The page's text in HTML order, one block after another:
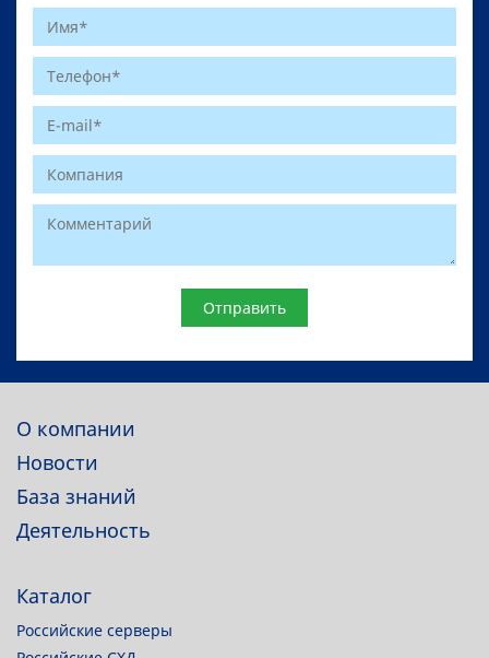
О компании
Новости
База знаний
Деятельность
Каталог
Российские серверы